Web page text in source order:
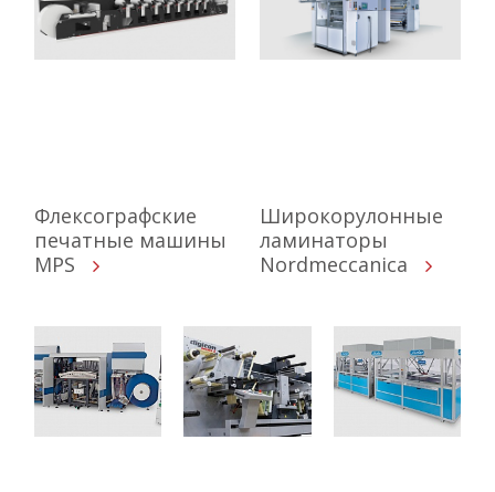
Флексографские
печатные машины
MPS
Широкорулонные
ламинаторы
Nordmeccanica